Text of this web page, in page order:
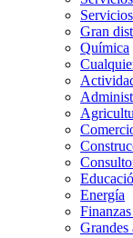
Gran
Química
Energía
Grandes